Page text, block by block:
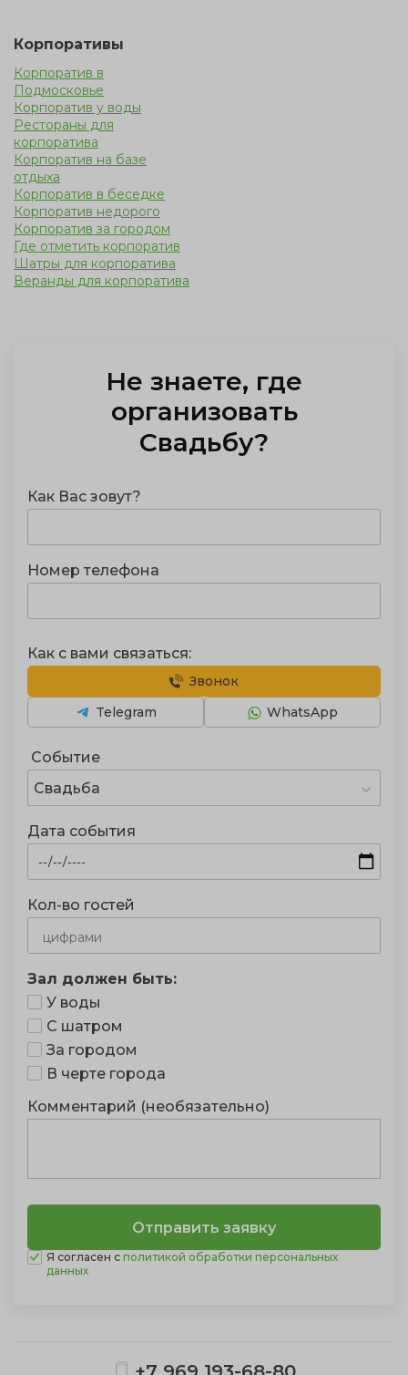
Корпоративы
Корпоратив в
Подмосковье
Корпоратив у воды
Рестораны для
корпоратива
Корпоратив на базе
отдыха
Корпоратив в беседке
Корпоратив недорого
Корпоратив за городом
Где отметить корпоратив
Шатры для корпоратива
Веранды для корпоратива
Не знаете, где
организовать
Свадьбу?
Как Вас зовут?
Номер телефона
Событие
Свадьба
Дата события
Кол-во гостей
Зал должен быть:
У воды
С шатром
За городом
В черте города
Как с вами связаться:
Звонок
WhatsApp
Telegram
Комментарий (необязательно)
Я согласен с политикой обработки персональных
данных